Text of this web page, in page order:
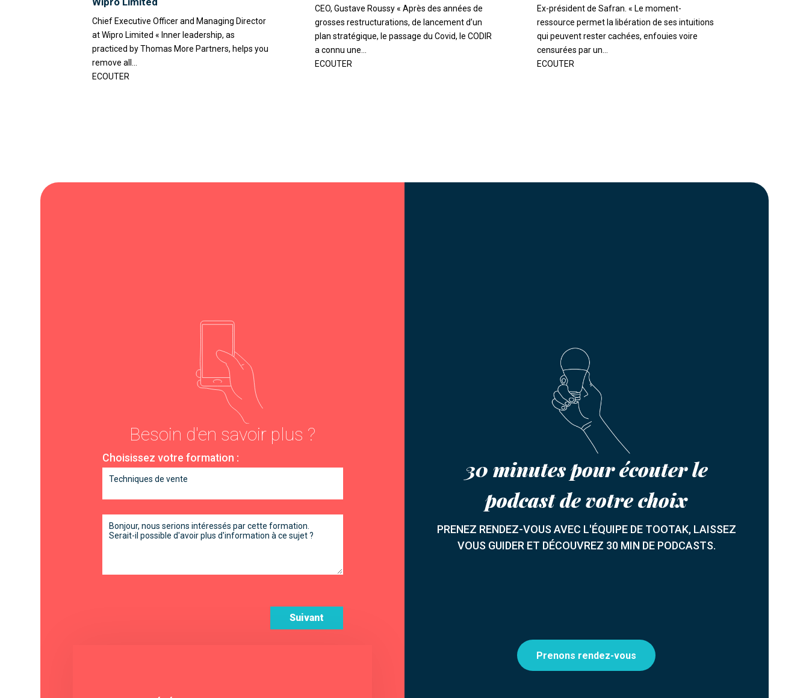
Chief Executive Officer and Managing Director
at Wipro Limited « Inner leadership, as
practiced by Thomas More Partners, helps you
remove all...
ECOUTER
CEO, Gustave Roussy « Après des années de
grosses restructurations, de lancement d’un
plan stratégique, le passage du Covid, le CODIR
a connu une...
ECOUTER
Ex-président de Safran. « Le moment-
ressource permet la libération de ses intuitions
qui peuvent rester cachées, enfouies voire
censurées par un...
ECOUTER
Besoin d'en savoir plus ?
Choisissez votre formation :
Suivant
30 minutes pour écouter le
podcast de votre choix
PRENEZ RENDEZ-VOUS AVEC L'ÉQUIPE DE TOOTAK, LAISSEZ
VOUS GUIDER ET DÉCOUVREZ 30 MIN DE PODCASTS.
Prenons rendez-vous